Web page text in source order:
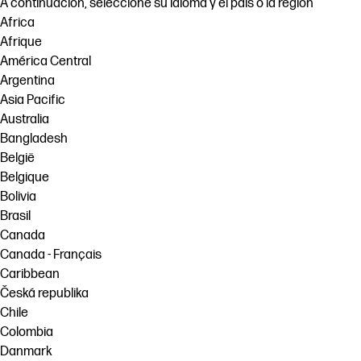
A continuación, seleccione su idioma y el país o la región
Africa
Afrique
América Central
Argentina
Asia Pacific
Australia
Bangladesh
België
Belgique
Bolivia
Brasil
Canada
Canada - Français
Caribbean
Česká republika
Chile
Colombia
Danmark